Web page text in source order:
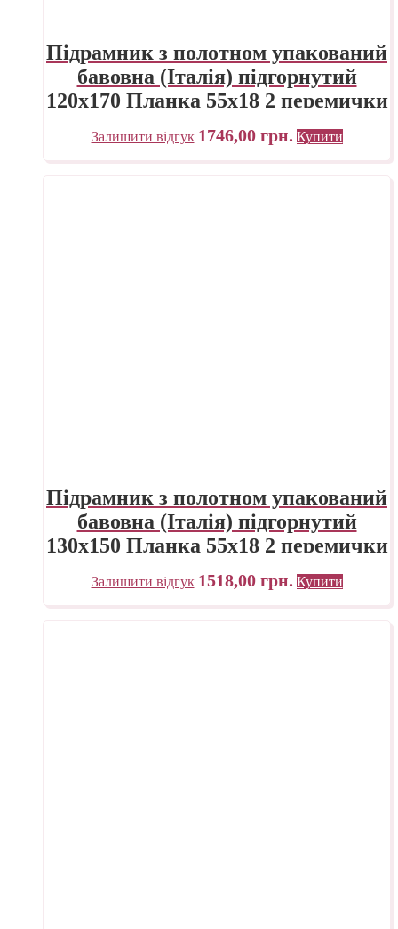
Підрамник з полотном упакований
бавовна (Італія) підгорнутий
120х170 Планка 55х18 2 перемички
«Трек» Україна
Залишити відгук 1746,00 грн. Купити
Підрамник з полотном упакований
бавовна (Італія) підгорнутий
130х150 Планка 55х18 2 перемички
ПП Трек Україна
Залишити відгук 1518,00 грн. Купити